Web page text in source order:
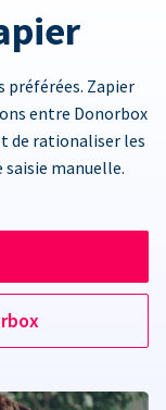
préférées. Zapier
entre Donorbox
de rationaliser les
saisie manuelle.